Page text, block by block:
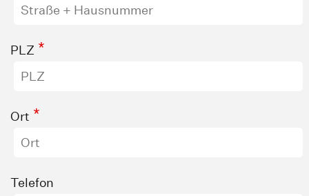
PLZ *
Ort *
Telefon